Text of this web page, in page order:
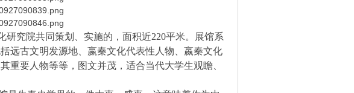
究院共同策划、实施的，面积近220平米。展馆系
远古文明发源地、嬴秦文化代表性人物、嬴秦文化
重要人物等等，图文并茂，适合当代大学生观瞻、